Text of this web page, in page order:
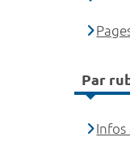
Par
Infos